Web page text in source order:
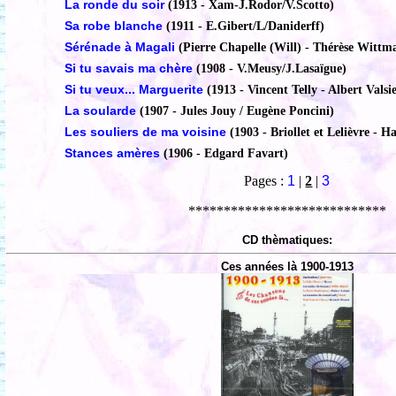
La ronde du soir (1913 - Xam-J.Rodor/V.Scotto)
Sa robe blanche (1911 - E.Gibert/L/Daniderff)
Sérénade à Magali (Pierre Chapelle (Will) - Thérèse
Si tu savais ma chère (1908 - V.Meusy/J.Lasaïgue)
Si tu veux... Marguerite (1913 - Vincent Telly - Albert
La soularde (1907 - Jules Jouy / Eugène Poncini)
Les souliers de ma voisine (1903 - Briollet et Lelièvre -
Stances amères (1906 - Edgard Favart)
Pages : 1 |2 |3
****************************
CD thèmatiques:
Ces années là 1900-1913